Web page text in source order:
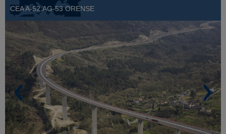
CEA A-52.AG-53 ORENSE